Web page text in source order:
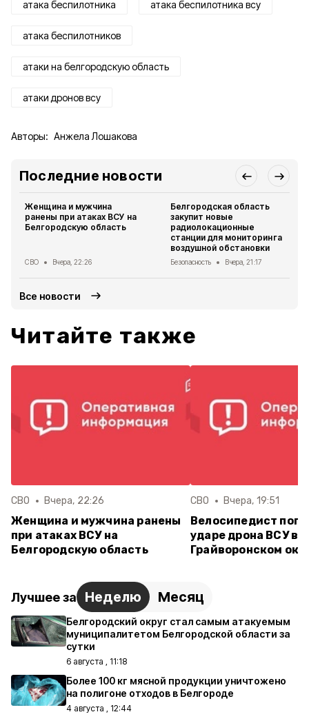
атака беспилотника атака беспилотника всу
атака беспилотников
атаки на белгородскую область
атаки дронов всу
Авторы: Анжела Лошакова
Последние новости
Женщина и мужчина
ранены при атаках ВСУ на
Белгородскую область
СВО Вчера, 22:26
Белгородская область
закупит новые
радиолокационные
станции для мониторинга
воздушной обстановки
Безопасность Вчера, 21:17
Все новости
Читайте также
СВО Вчера, 22:26
Женщина и мужчина ранены
при атаках ВСУ на
Белгородскую область
СВО Вчера, 19:51
Велосипедист
ударе дрона ВСУ в
Грайворонском
Лучшее за Неделю Месяц
Белгородский округ стал самым атакуемым
муниципалитетом Белгородской области за
сутки
6 августа , 11:18
Более 100 кг мясной продукции уничтожено
на полигоне отходов в Белгороде
4 августа , 12:44